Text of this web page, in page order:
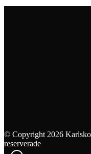
© Copyright 2026
reserverade